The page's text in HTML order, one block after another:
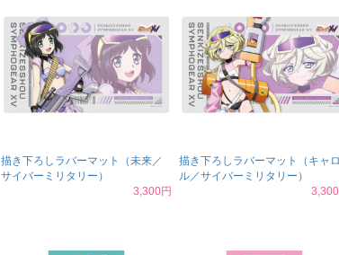
描き下ろしラバーマット（未来／
サイバーミリタリー）
3,300円
描き下ろしラバーマット（キャロ
ル／サイバーミリタリー）